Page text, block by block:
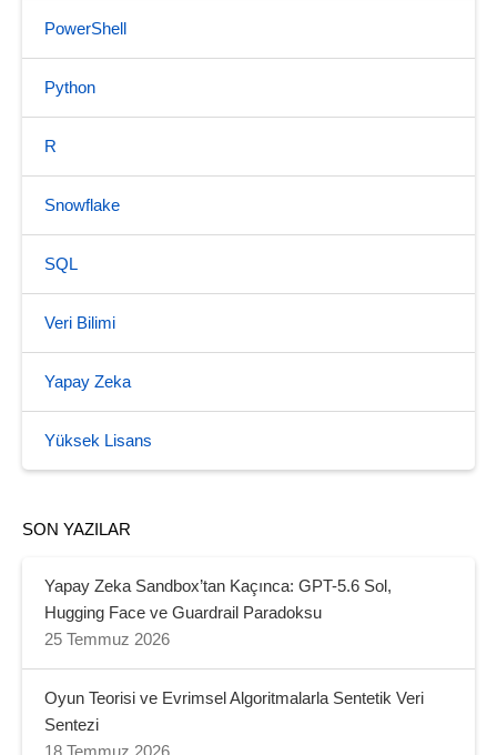
PowerShell
Python
R
Snowflake
SQL
Veri Bilimi
Yapay Zeka
Yüksek Lisans
SON YAZILAR
Yapay Zeka Sandbox’tan Kaçınca: GPT-5.6 Sol,
Hugging Face ve Guardrail Paradoksu
25 Temmuz 2026
Oyun Teorisi ve Evrimsel Algoritmalarla Sentetik Veri
Sentezi